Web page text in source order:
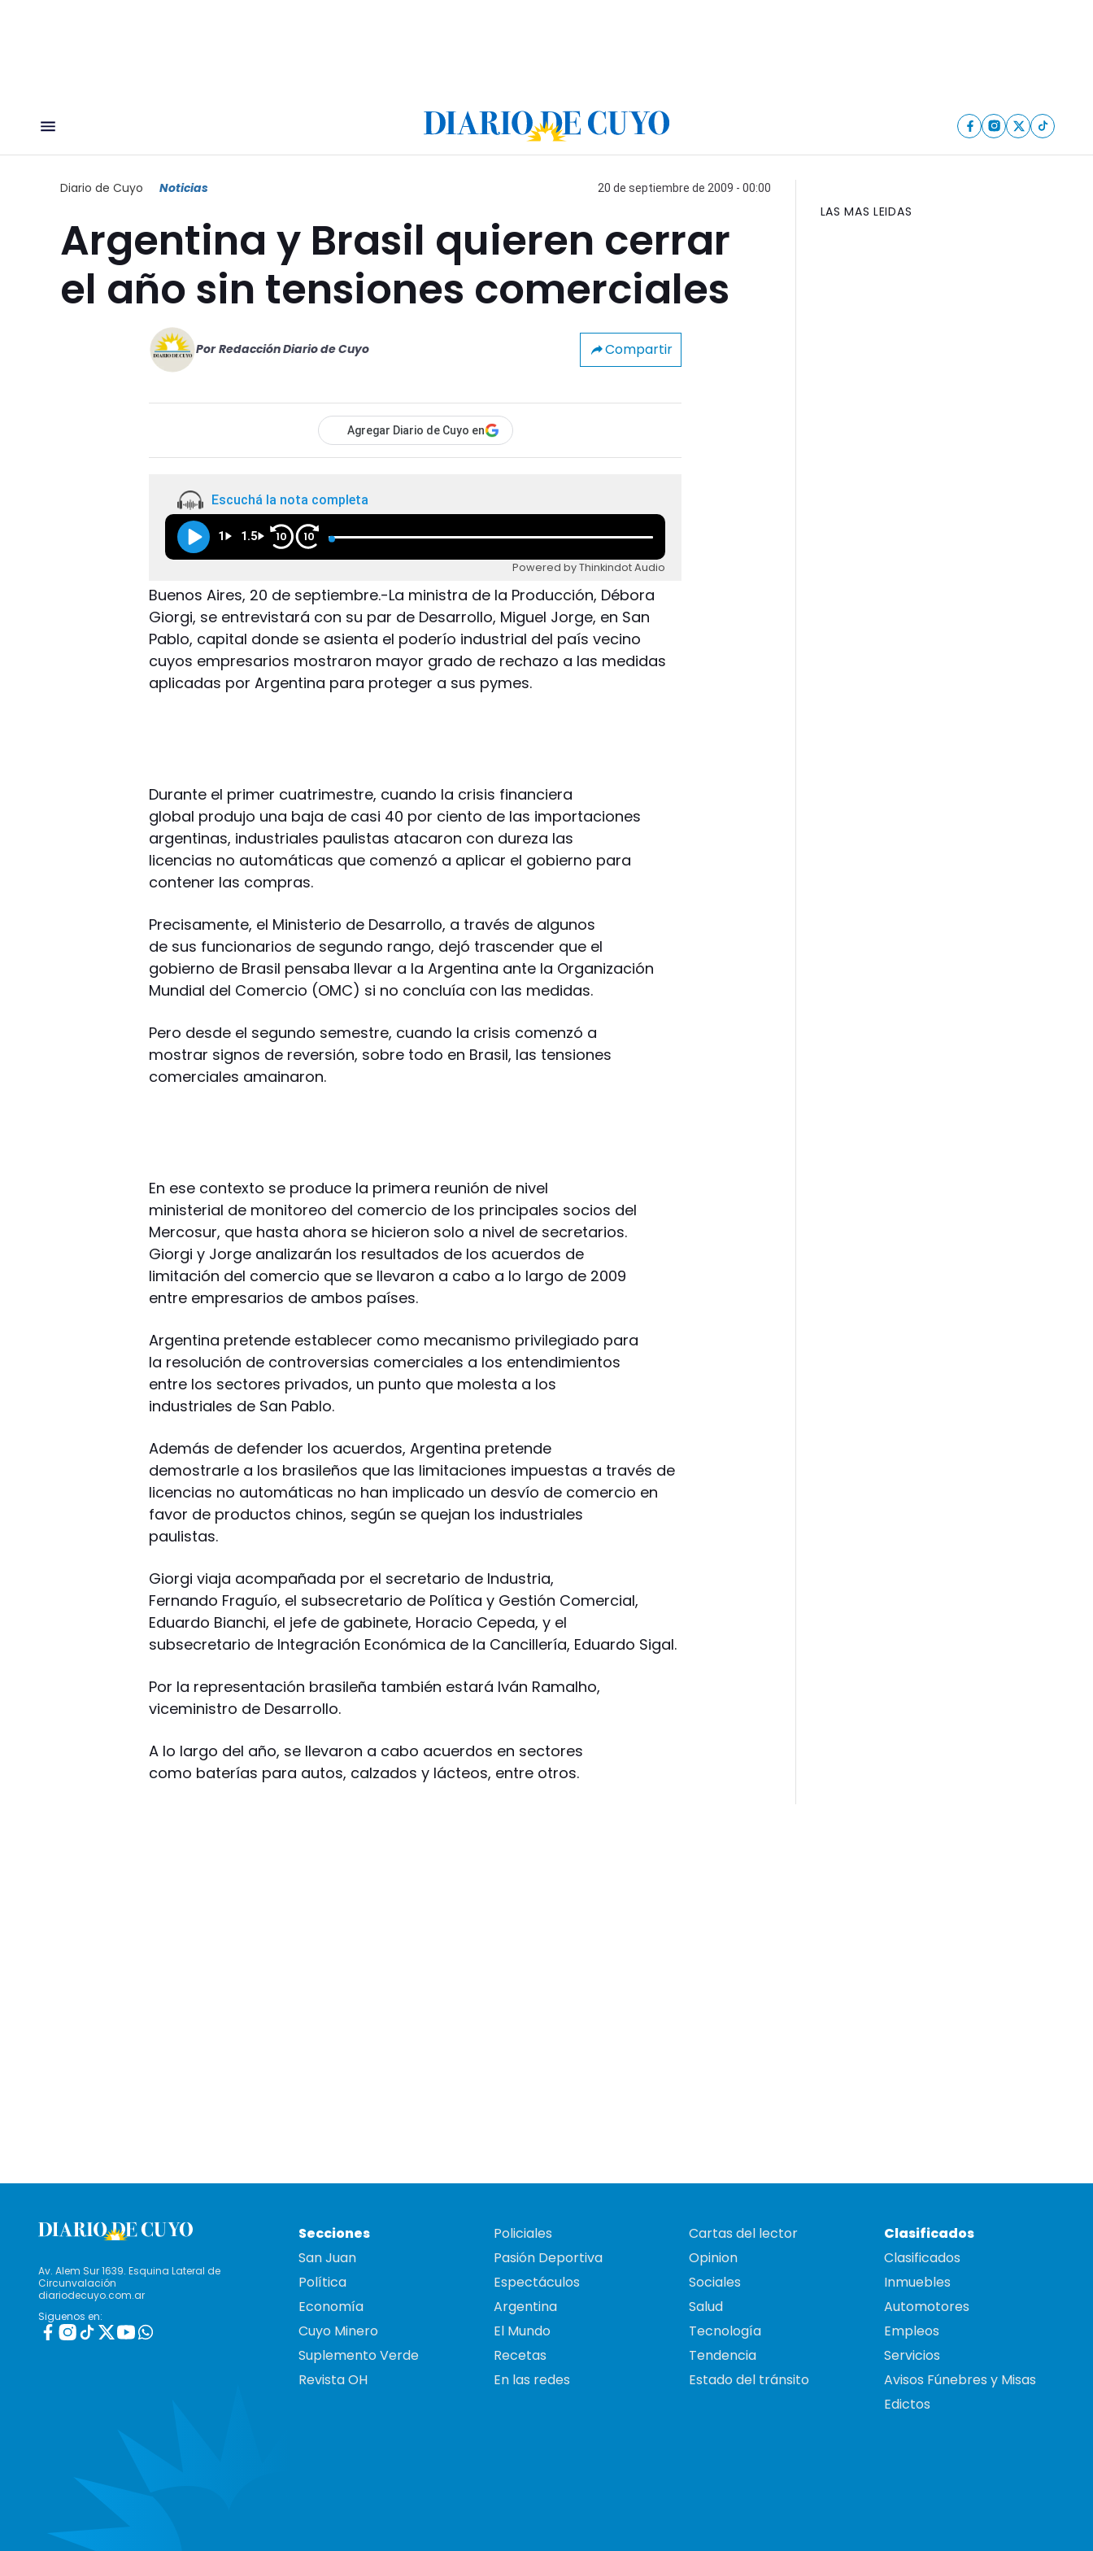
Diario de Cuyo Noticias 20 de septiembre de 2009 - 00:00
Argentina y Brasil quieren cerrar
el año sin tensiones comerciales
Por Redacción Diario de Cuyo Compartir
Agregar Diario de Cuyo en
Escuchá la nota completa
1 1.5 10 10
Powered by Thinkindot Audio
Buenos Aires, 20 de septiembre.-La ministra de la Producción, Débora
Giorgi, se entrevistará con su par de Desarrollo, Miguel Jorge, en San
Pablo, capital donde se asienta el poderío industrial del país vecino
cuyos empresarios mostraron mayor grado de rechazo a las medidas
aplicadas por Argentina para proteger a sus pymes.
Durante el primer cuatrimestre, cuando la crisis financiera
global produjo una baja de casi 40 por ciento de las importaciones
argentinas, industriales paulistas atacaron con dureza las
licencias no automáticas que comenzó a aplicar el gobierno para
contener las compras.
Precisamente, el Ministerio de Desarrollo, a través de algunos
de sus funcionarios de segundo rango, dejó trascender que el
gobierno de Brasil pensaba llevar a la Argentina ante la Organización
Mundial del Comercio (OMC) si no concluía con las medidas.
Pero desde el segundo semestre, cuando la crisis comenzó a
mostrar signos de reversión, sobre todo en Brasil, las tensiones
comerciales amainaron.
En ese contexto se produce la primera reunión de nivel
ministerial de monitoreo del comercio de los principales socios del
Mercosur, que hasta ahora se hicieron solo a nivel de secretarios.
Giorgi y Jorge analizarán los resultados de los acuerdos de
limitación del comercio que se llevaron a cabo a lo largo de 2009
entre empresarios de ambos países.
Argentina pretende establecer como mecanismo privilegiado para
la resolución de controversias comerciales a los entendimientos
entre los sectores privados, un punto que molesta a los
industriales de San Pablo.
Además de defender los acuerdos, Argentina pretende
demostrarle a los brasileños que las limitaciones impuestas a través de
licencias no automáticas no han implicado un desvío de comercio en
favor de productos chinos, según se quejan los industriales
paulistas.
Giorgi viaja acompañada por el secretario de Industria,
Fernando Fraguío, el subsecretario de Política y Gestión Comercial,
Eduardo Bianchi, el jefe de gabinete, Horacio Cepeda, y el
subsecretario de Integración Económica de la Cancillería, Eduardo Sigal.
Por la representación brasileña también estará Iván Ramalho,
viceministro de Desarrollo.
A lo largo del año, se llevaron a cabo acuerdos en sectores
como baterías para autos, calzados y lácteos, entre otros.
LAS MAS LEIDAS
Av. Alem Sur 1639. Esquina Lateral de
Circunvalación
diariodecuyo.com.ar
Siguenos en:
Secciones
San Juan
Política
Economía
Cuyo Minero
Suplemento Verde
Revista OH
Policiales
Pasión Deportiva
Espectáculos
Argentina
El Mundo
Recetas
En las redes
Cartas del lector
Opinion
Sociales
Salud
Tecnología
Tendencia
Estado del tránsito
Clasificados
Clasificados
Inmuebles
Automotores
Empleos
Servicios
Avisos Fúnebres y Misas
Edictos